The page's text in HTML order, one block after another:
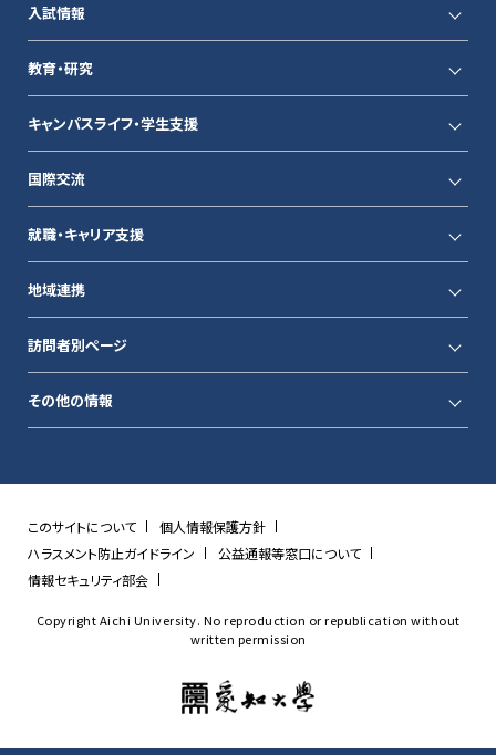
入試情報
教育・研究
キャンパスライフ・学生支援
国際交流
就職・キャリア支援
地域連携
訪問者別ページ
その他の情報
このサイトについて
個人情報保護方針
ハラスメント防止ガイドライン
公益通報等窓口について
情報セキュリティ部会
Copyright Aichi University. No reproduction or republication without
written permission